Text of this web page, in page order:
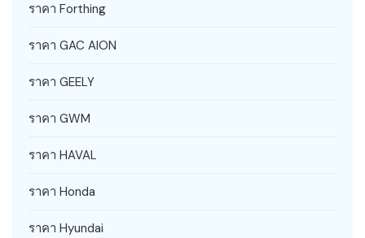
ราคา Forthing
ราคา GAC AION
ราคา GEELY
ราคา GWM
ราคา HAVAL
ราคา Honda
ราคา Hyundai